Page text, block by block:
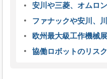
安川や三菱、オムロ
ファナックや安川、
欧州最大級工作機械
協働ロボットのリス